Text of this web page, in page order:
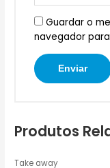
Guardar o
navegador
Produtos
Take away